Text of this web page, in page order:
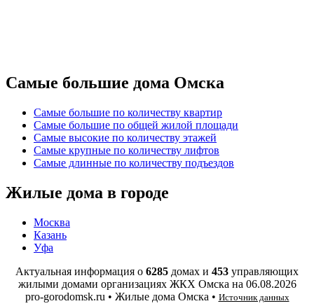
Самые большие дома Омска
Самые большие по количеству квартир
Самые большие по общей жилой площади
Самые высокие по количеству этажей
Самые крупные по количеству лифтов
Самые длинные по количеству подъездов
Жилые дома в городе
Москва
Казань
Уфа
Актуальная информация о 6285 домах и 453 управляющих
жилыми домами организациях ЖКХ Омска на 06.08.2026
pro-gorodomsk.ru • Жилые дома Омска • Источник данных